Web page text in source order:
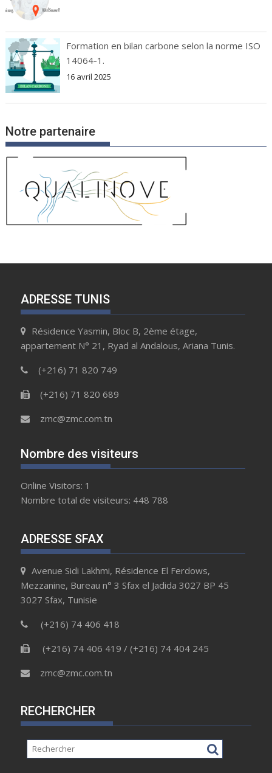
Formation en bilan carbone selon la norme ISO
14064-1.
16 avril 2025
Notre partenaire
ADRESSE TUNIS
Résidence Yasmin, Bloc B, 2ème étage,
appartement N° 21, Ryad al Andalous, Ariana Tunis.
(+216) 71 820 749
(+216) 71 820 689
zmc@zmc.com.tn
Nombre des visiteurs
Online Visitors: 1
Nombre total de visiteurs: 448 788
ADRESSE SFAX
Avenue Sidi Lakhmi, Résidence El Ferdows,
Mezzanine, Bureau n° 3 Sfax el Jadida 3027 BP 45
3027 Sfax, Tunisie
(+216) 74 406 418
(+216) 74 406 419 / (+216) 74 404 245
zmc@zmc.com.tn
RECHERCHER